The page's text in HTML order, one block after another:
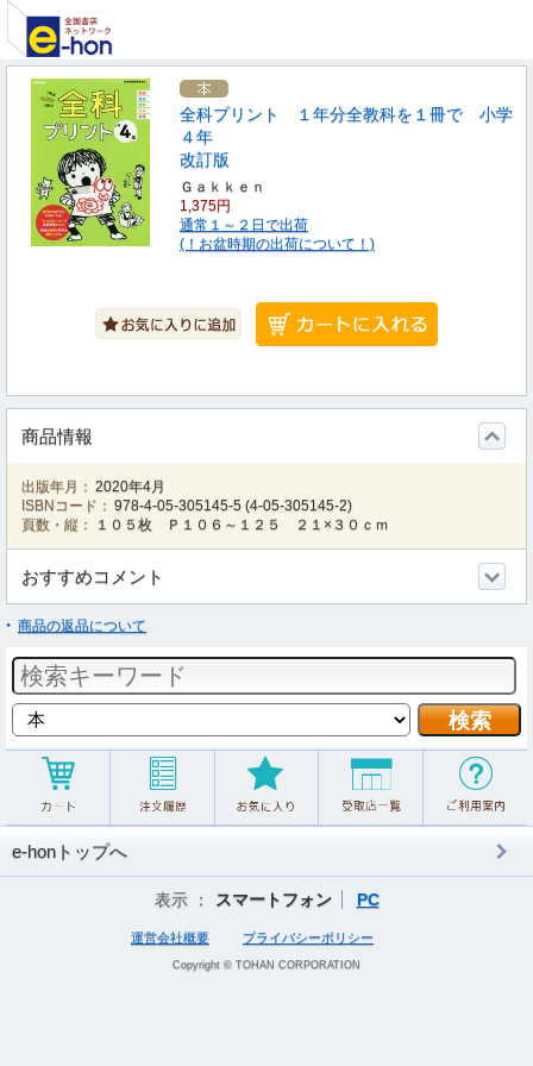
全科プリント １年分全教科を１冊で 小学
４年
改訂版
Ｇａｋｋｅｎ
1,375円
通常１～２日で出荷
(！お盆時期の出荷について！)
商品情報
出版年月： 2020年4月
ISBNコード： 978-4-05-305145-5 (4-05-305145-2)
頁数・縦：
１０５枚 Ｐ１０６～１２５ ２１×３０ｃｍ
おすすめコメント
商品の返品について
e-honトップへ
表示 ： スマートフォン PC
運営会社概要 プライバシーポリシー
Copyright © TOHAN CORPORATION